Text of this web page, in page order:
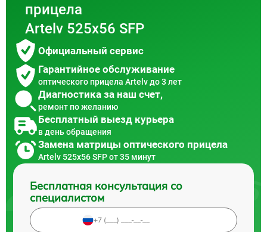
прицела
Artelv 525x56 SFP
Официальный сервис
Гарантийное обслуживание
оптического прицела Artelv до 3 лет
Диагностика за наш счет,
ремонт по желанию
Бесплатный выезд курьера
в день обращения
Замена матрицы оптического прицела
Artelv 525x56 SFP от 35 минут
Бесплатная консультация со
специалистом